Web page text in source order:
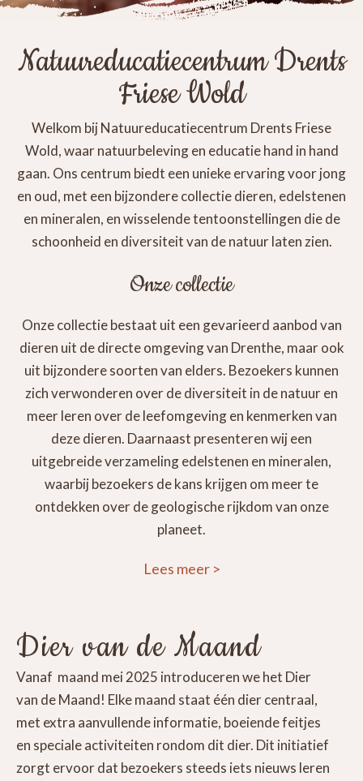
Natuureducatiecentrum Drents
Friese Wold
Welkom bij Natuureducatiecentrum Drents Friese
Wold, waar natuurbeleving en educatie hand in hand
gaan. Ons centrum biedt een unieke ervaring voor jong
en oud, met een bijzondere collectie dieren, edelstenen
en mineralen, en wisselende tentoonstellingen die de
schoonheid en diversiteit van de natuur laten zien.
Onze collectie
Onze collectie bestaat uit een gevarieerd aanbod van
dieren uit de directe omgeving van Drenthe, maar ook
uit bijzondere soorten van elders. Bezoekers kunnen
zich verwonderen over de diversiteit in de natuur en
meer leren over de leefomgeving en kenmerken van
deze dieren. Daarnaast presenteren wij een
uitgebreide verzameling edelstenen en mineralen,
waarbij bezoekers de kans krijgen om meer te
ontdekken over de geologische rijkdom van onze
planeet.
Lees meer >
Dier van de Maand
Vanaf maand mei 2025 introduceren we het Dier
van de Maand! Elke maand staat één dier centraal,
met extra aanvullende informatie, boeiende feitjes
en speciale activiteiten rondom dit dier. Dit initiatief
zorgt ervoor dat bezoekers steeds iets nieuws leren